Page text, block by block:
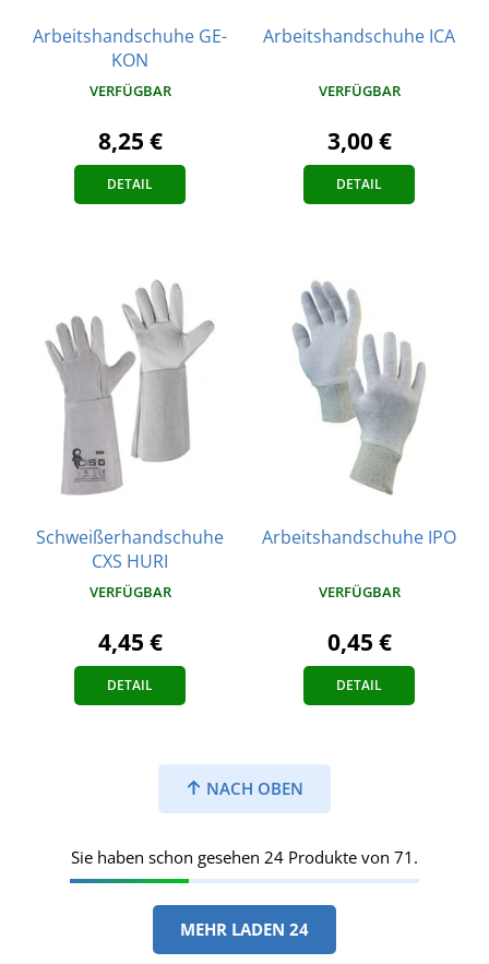
Arbeitshandschuhe GE-
KON
VERFÜGBAR
8,25 €
DETAIL
Arbeitshandschuhe ICA
VERFÜGBAR
3,00 €
DETAIL
Schweißerhandschuhe
CXS HURI
VERFÜGBAR
4,45 €
DETAIL
Arbeitshandschuhe IPO
VERFÜGBAR
0,45 €
DETAIL
NACH OBEN
Sie haben schon gesehen 24 Produkte von 71.
MEHR LADEN 24